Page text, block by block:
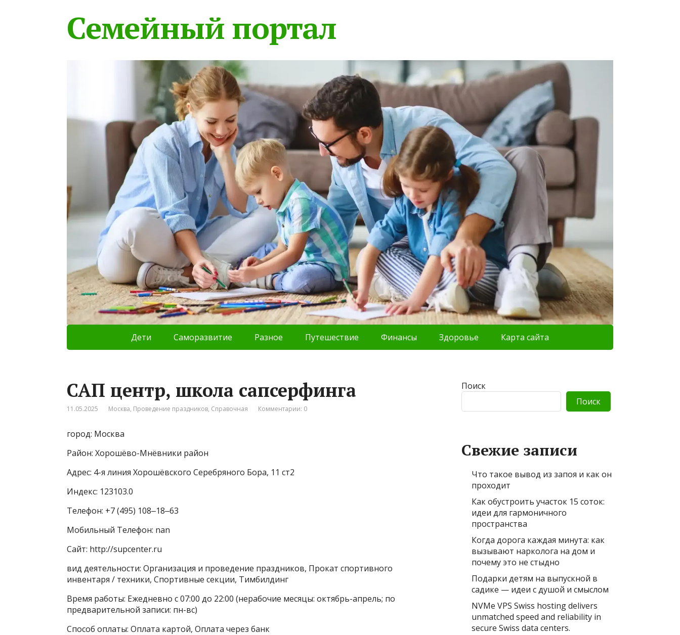
Семейный портал
Дети Саморазвитие Разное Путешествие Финансы Здоровье Карта сайта
САП центр, школа сапсерфинга
11.05.2025 Москва, Проведение праздников, Справочная Комментарии: 0
город: Москва
Район: Хорошёво-Мнёвники район
Адрес: 4-я линия Хорошёвского Серебряного Бора, 11 ст2
Индекс: 123103.0
Телефон: +7 (495) 108‒18‒63
Мобильный Телефон: nan
Сайт: http://supcenter.ru
вид деятельности: Организация и проведение праздников, Прокат спортивного
инвентаря / техники, Спортивные секции, Тимбилдинг
Время работы: Ежедневно с 07:00 до 22:00 (нерабочие месяцы: октябрь-апрель; по
предварительной записи: пн-вс)
Способ оплаты: Оплата картой, Оплата через банк
Поиск
Поиск
Свежие записи
Что такое вывод из запоя и как он
проходит
Как обустроить участок 15 соток:
идеи для гармоничного
пространства
Когда дорога каждая минута: как
вызывают нарколога на дом и
почему это не стыдно
Подарки детям на выпускной в
садике — идеи с душой и смыслом
NVMe VPS Swiss hosting delivers
unmatched speed and reliability in
secure Swiss data centers.